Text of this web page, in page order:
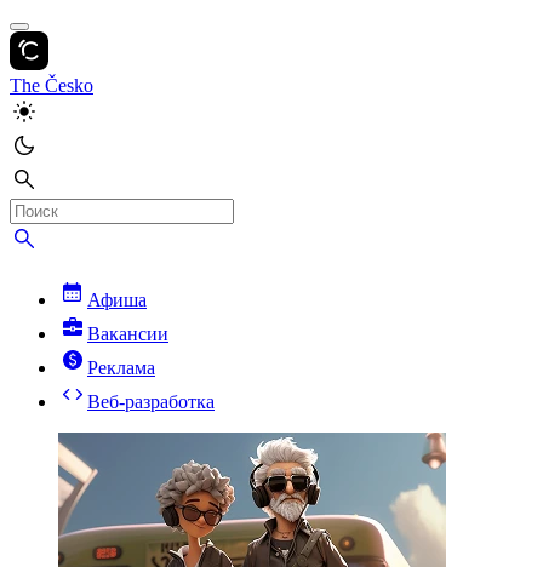
The Česko
Афиша
Вакансии
Реклама
Веб-разработка